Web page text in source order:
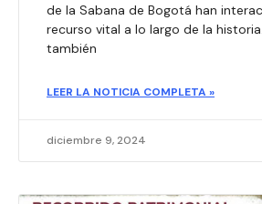
de la Sabana de Bogotá han
recurso vital a lo largo de la
también
LEER LA NOTICIA COMPLETA »
diciembre 9, 2024